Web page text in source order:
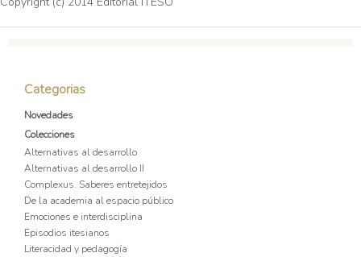
Categorias
Novedades
Colecciones
Alternativas al desarrollo
Alternativas al desarrollo II
Complexus. Saberes entretejidos
De la academia al espacio público
Emociones e interdisciplina
Episodios itesianos
Literacidad y pedagogía